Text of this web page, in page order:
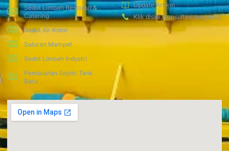
Sedot Limbah Restoran &
Catering
Sedot Air Kotor
Saluran Mampet
Sedot Limbah Industri
Pembuatan Septic Tank
Baru
Update Artikel
Klik disini, konsultasi langsung!